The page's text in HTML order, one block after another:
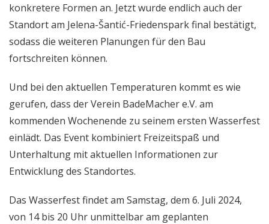
konkretere Formen an. Jetzt wurde endlich auch der
Standort am Jelena-Šantić-Friedenspark final bestätigt,
sodass die weiteren Planungen für den Bau
fortschreiten können.
Und bei den aktuellen Temperaturen kommt es wie
gerufen, dass der Verein BadeMacher e.V. am
kommenden Wochenende zu seinem ersten Wasserfest
einlädt. Das Event kombiniert Freizeitspaß und
Unterhaltung mit aktuellen Informationen zur
Entwicklung des Standortes.
Das Wasserfest findet am Samstag, dem 6. Juli 2024,
von 14 bis 20 Uhr unmittelbar am geplanten